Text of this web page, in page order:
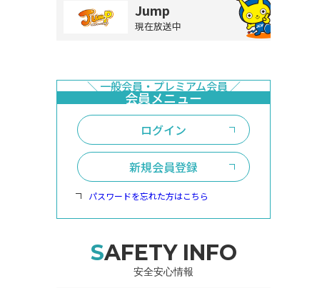
Jump
現在放送中
ログイン
新規会員登録
パスワードを忘れた方はこちら
SAFETY INFO
安全安心情報